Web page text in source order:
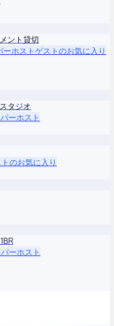
ント貸切
ーホストゲストのお気に入り
タジオ
ーホスト
のお気に入り
ーホスト